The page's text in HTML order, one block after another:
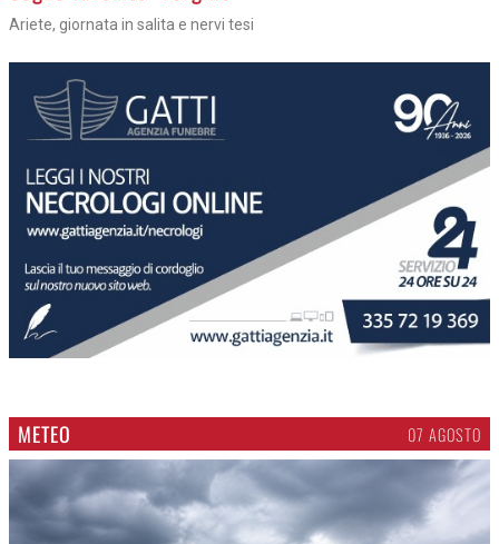
Ariete, giornata in salita e nervi tesi
METEO 07 AGOSTO